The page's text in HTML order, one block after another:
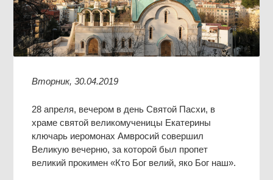
Вторник, 30.04.2019
28 апреля, вечером в день Святой Пасхи, в
храме святой великомученицы Екатерины
ключарь иеромонах Амвросий совершил
Великую вечерню, за которой был пропет
великий прокимен «Кто Бог велий, яко Бог наш».